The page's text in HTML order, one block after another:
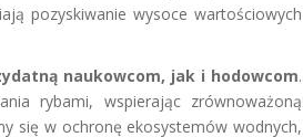
pozyskiwanie wysoce wartościowych
naukowcom, jak i hodowcom.
rybami, wspierając zrównoważoną
się w ochronę ekosystemów wodnych,